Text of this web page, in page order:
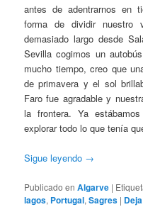
antes de adentrarnos en
forma de dividir nuestro
demasiado largo desde
Sevilla cogimos un
mucho tiempo, creo que
de primavera y el sol
Faro fue agradable y
la frontera. Ya
explorar todo lo que tenía
Sigue leyendo →
Publicado en Algarve |
lagos, Portugal,Sagres |